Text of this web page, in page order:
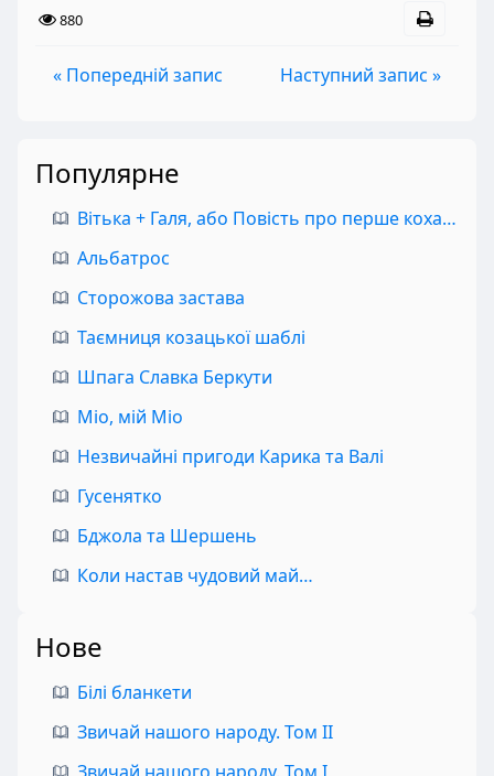
880
« Попередній запис Наступний запис »
Популярне
Вітька + Галя, або Повість про перше кохання
Альбатрос
Сторожова застава
Таємниця козацької шаблі
Шпага Славка Беркути
Міо, мій Міо
Незвичайні пригоди Карика та Валі
Гусенятко
Бджола та Шершень
Коли настав чудовий май…
Нове
Білі бланкети
Звичай нашого народу. Том II